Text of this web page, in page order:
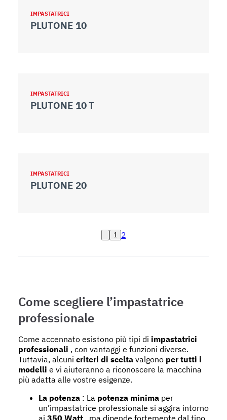
IMPASTATRICI
PLUTONE 10
IMPASTATRICI
PLUTONE 10 T
IMPASTATRICI
PLUTONE 20
1 2
Come scegliere l’impastatrice
professionale
Come accennato esistono più tipi di impastatrici
professionali , con vantaggi e funzioni diverse.
Tuttavia, alcuni criteri di scelta valgono per tutti i
modelli e vi aiuteranno a riconoscere la macchina
più adatta alle vostre esigenze.
La potenza : La potenza minima per
un’impastatrice professionale si aggira intorno
ai 350 Watt , ma dipende fortemente dal tipo